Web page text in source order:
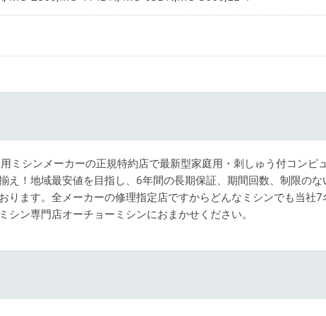
ミシンメーカーの正規特約店で最新型家庭用・刺しゅう付コンピ
え！地域最安値を目指し、6年間の長期保証、期間回数、制限のな
ります。全メーカーの修理指定店ですからどんなミシンでも当社7
ン専門店オーチョーミシンにおまかせください。